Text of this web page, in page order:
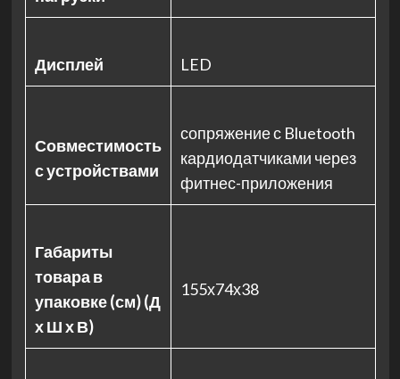
Дисплей LED
Совместимость
с устройствами
сопряжение с Bluetooth
кардиодатчиками через
фитнес-приложения
Габариты
товара в
упаковке (см) (Д
х Ш х В)
155х74х38